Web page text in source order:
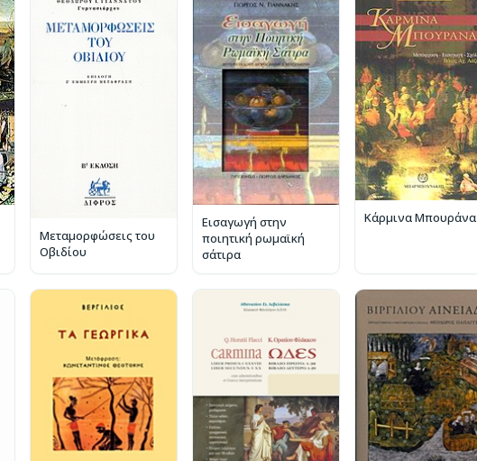
Μεταμορφώσεις του
Οβιδίου
Εισαγωγή στην
ποιητική ρωμαϊκή
σάτιρα
Κάρμινα Μπουράνα